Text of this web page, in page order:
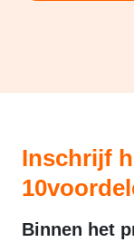
Inschrijf
Binnen het